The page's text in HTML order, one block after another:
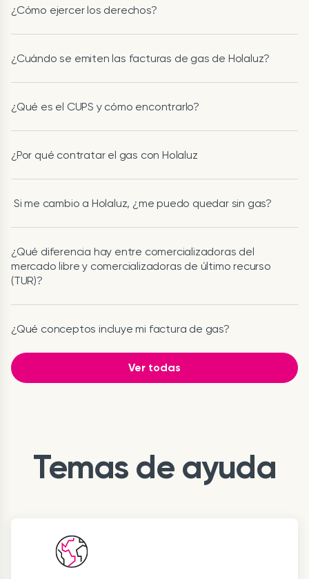
¿Cómo ejercer los derechos?
¿Cuándo se emiten las facturas de gas de Holaluz?
¿Qué es el CUPS y cómo encontrarlo?
¿Por qué contratar el gas con Holaluz
Si me cambio a Holaluz, ¿me puedo quedar sin gas?
¿Qué diferencia hay entre comercializadoras del
mercado libre y comercializadoras de último recurso
(TUR)?
¿Qué conceptos incluye mi factura de gas?
Ver todas
Temas de ayuda